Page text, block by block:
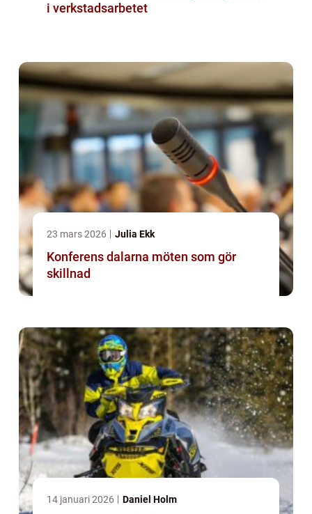
i verkstadsarbetet
23 mars 2026 Julia Ekk
Konferens dalarna möten som gör
skillnad
14 januari 2026 Daniel Holm